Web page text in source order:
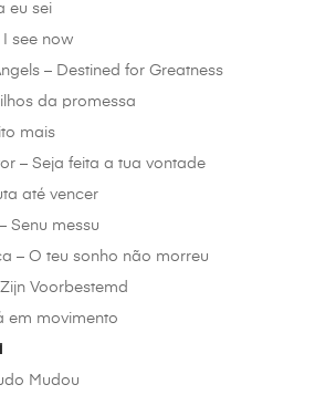
eu sei
see now
– Destined for Greatness
da promessa
mais
– Seja feita a tua vontade
até vencer
Senu messu
– O teu sonho não morreu
Voorbestemd
em movimento
Mudou